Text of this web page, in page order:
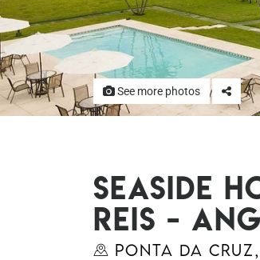
See more photos
Seaside
Reis -
Ponta da